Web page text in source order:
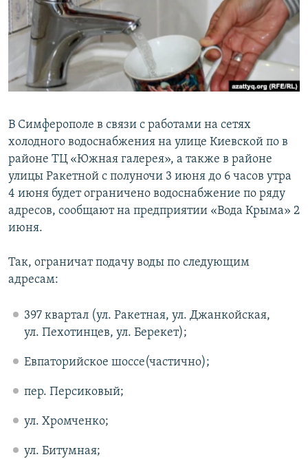
ПОБЕДИТЕЛЕЙ НЕ СУДЯТ?
КРЫМ.НЕПОКОРЕННЫЙ
ELIFBE
УКРАИНСКАЯ ПРОБЛЕМА КРЫМА
ПРИСОЕДИНЯЙТЕСЬ!
В Симферополе в связи с работами на сетях
холодного водоснабжения на улице Киевской по в
районе ТЦ «Южная галерея», а также в районе
улицы Ракетной с полуночи 3 июня до 6 часов утра
4 июня будет ограничено водоснабжение по ряду
адресов, сообщают на предприятии «Вода Крыма» 2
июня.
Так, ограничат подачу воды по следующим
адресам:
397 квартал (ул. Ракетная, ул. Джанкойская,
ул. Пехотинцев, ул. Берекет);
Евпаторийское шоссе(частично);
пер. Персиковый;
ул. Хромченко;
ул. Битумная;